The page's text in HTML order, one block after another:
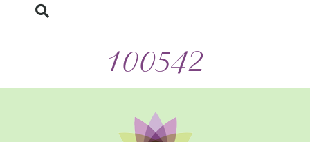
100542